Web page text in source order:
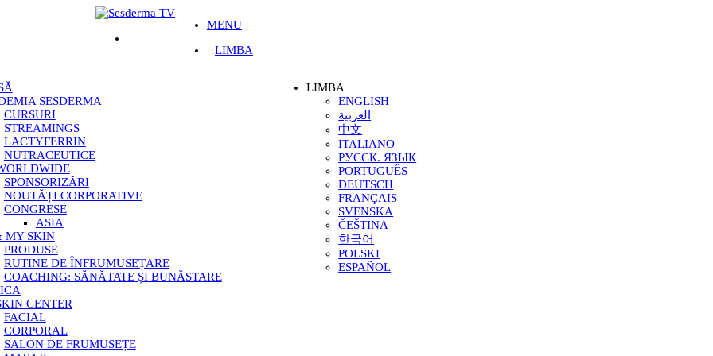
MENU
LIMBA
SESDERMA
CURSURI
STREAMINGS
LACTYFERRIN
NUTRACEUTICE
SPONSORIZĂRI
NOUTĂȚI CORPORATIVE
CONGRESE
ASIA
MY SKIN
PRODUSE
RUTINE DE ÎNFRUMUSEȚARE
COACHING: SĂNĂTATE ȘI BUNĂSTARE
CENTER
FACIAL
CORPORAL
SALON DE FRUMUSEȚE
LIMBA
ENGLISH
العربية
中文
ITALIANO
РУССК. ЯЗЫК
PORTUGUÊS
DEUTSCH
FRANÇAIS
SVENSKA
ČEŠTINA
한국어
POLSKI
ESPAÑOL